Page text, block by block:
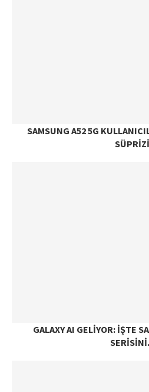
SAMSUNG A52 5G
SÜPRIZI
GALAXY AI GELIYOR: İŞTE